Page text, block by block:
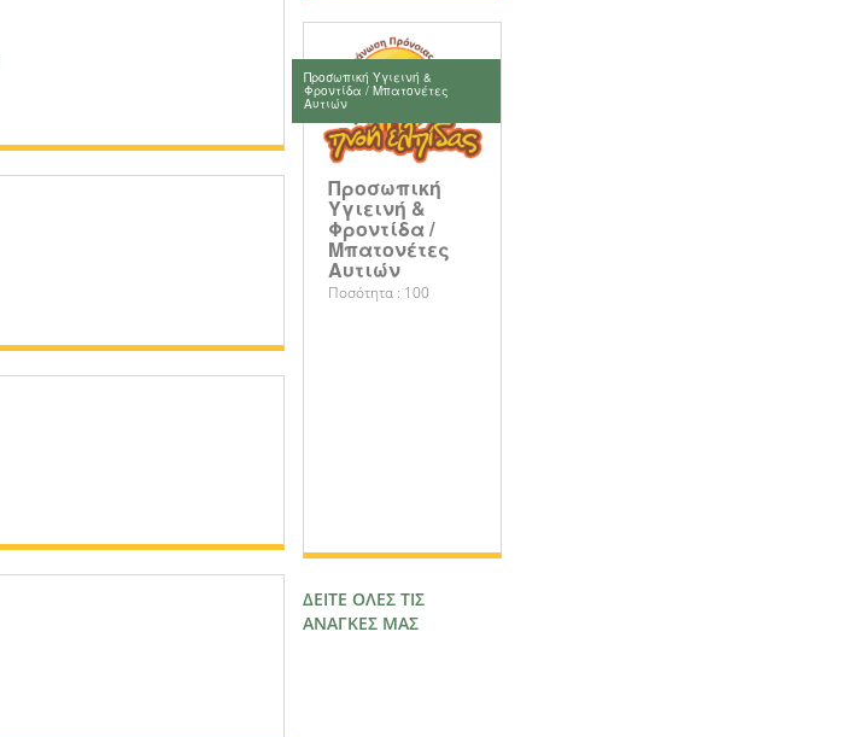
Προσωπική Υγιεινή &
Φροντίδα / Μπατονέτες
Αυτιών
Προσωπική
Υγιεινή &
Φροντίδα /
Μπατονέτες
Αυτιών
Ποσότητα : 100
ΔΕΙΤΕ ΟΛΕΣ ΤΙΣ
ΑΝΑΓΚΕΣ ΜΑΣ